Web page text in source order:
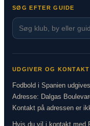
SØG EFTER GUIDE
UDGIVER OG KONTAKT
Fodbold i Spanien
Adresse: Dalgas
Kontakt på adressen er
Hvis du vil i kontakt med